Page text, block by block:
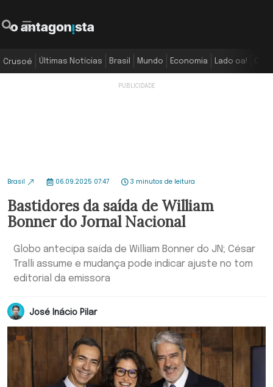
Crusoé Últimas Notícias Brasil Mundo Economia Lado oa!
Brasil 06.09.2025 07:47 3 minutos de leitura
Bastidores da saída de William
Bonner do Jornal Nacional
Globo antecipa saída de William Bonner do JN; César
Tralli assume e mudança pode indicar ajuste no tom
editorial da emissora
José Inácio Pilar